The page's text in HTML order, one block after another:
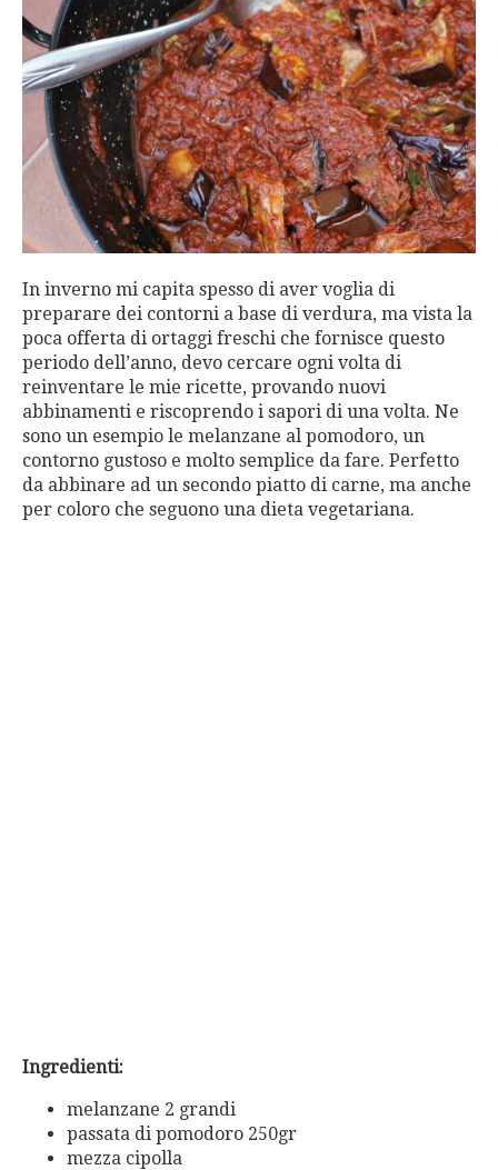
In inverno mi capita spesso di aver voglia di
preparare dei contorni a base di verdura, ma vista la
poca offerta di ortaggi freschi che fornisce questo
periodo dell’anno, devo cercare ogni volta di
reinventare le mie ricette, provando nuovi
abbinamenti e riscoprendo i sapori di una volta. Ne
sono un esempio le melanzane al pomodoro, un
contorno gustoso e molto semplice da fare. Perfetto
da abbinare ad un secondo piatto di carne, ma anche
per coloro che seguono una dieta vegetariana.
Ingredienti:
melanzane 2 grandi
passata di pomodoro 250gr
mezza cipolla